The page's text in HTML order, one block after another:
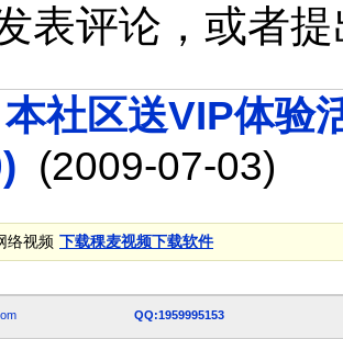
表评论，或者
本社区送VIP体验
(2009-07-03)
络视频 下载稞麦视频下载软件
QQ:1959995153